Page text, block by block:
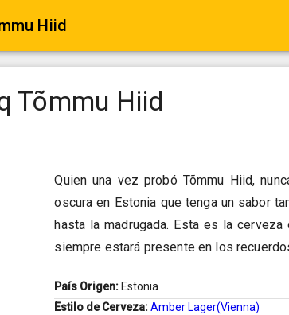
Hiid
Tõmmu Hiid
Quien una vez probó Tõmmu Hiid,
oscura en Estonia que tenga un sabor
hasta la madrugada. Esta es la
siempre estará presente en los
País Origen: Estonia
Estilo de Cerveza:Amber Lager(Vienna)